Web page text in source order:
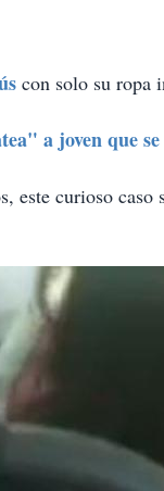
con solo su ropa
a joven que
este curioso caso